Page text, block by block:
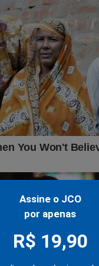
Assine o JCO
por apenas
R$ 19,90